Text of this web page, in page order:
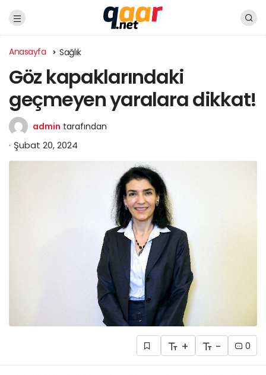
Anasayfa Sağlık
Göz kapaklarındaki
geçmeyen yaralara dikkat!
admin tarafından
Şubat 20, 2024
+ - 0